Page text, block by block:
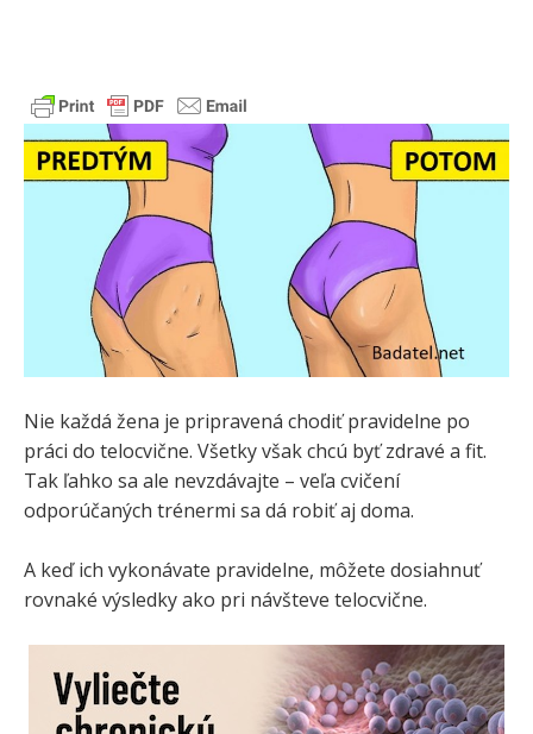
Nie každá žena je pripravená chodiť pravidelne po
práci do telocvične. Všetky však chcú byť zdravé a fit.
Tak ľahko sa ale nevzdávajte – veľa cvičení
odporúčaných trénermi sa dá robiť aj doma.
A keď ich vykonávate pravidelne, môžete dosiahnuť
rovnaké výsledky ako pri návšteve telocvične.